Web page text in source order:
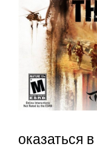
оказаться